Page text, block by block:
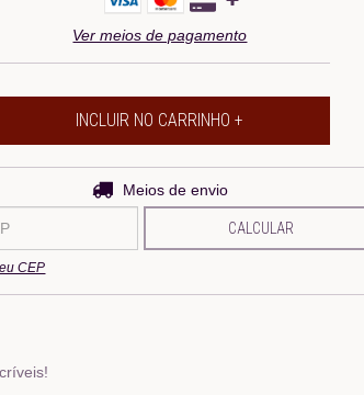
Ver meios de pagamento
Meios de envio
CALCULAR
CEP